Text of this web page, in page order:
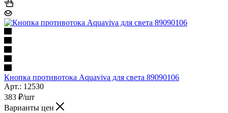
Кнопка противотока Aquaviva для света 89090106
Арт.: 12530
383 ₽/шт
Варианты цен